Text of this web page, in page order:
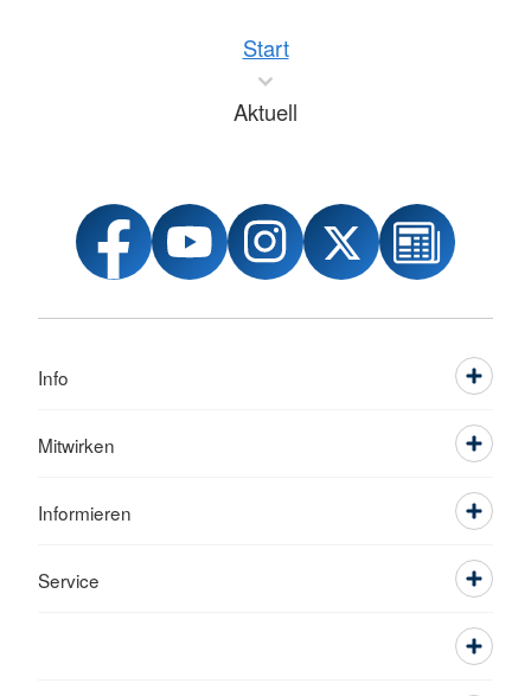
Start
Aktuell
Info
Mitwirken
Informieren
Service